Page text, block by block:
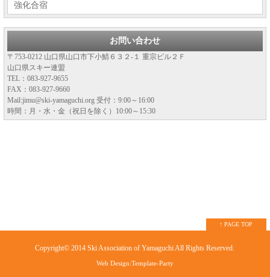
強化合宿
お問い合わせ
〒753-0212 山口県山口市下小鯖６３２-１ 重宗ビル２Ｆ
山口県スキー連盟
TEL：083-927-9655
FAX：083-927-9660
Mail:jimu@ski-yamaguchi.org 受付：9:00～16:00
時間：月・水・金（祝日を除く）10:00～15:30
↑ PAGE TOP
Copyright© 2014Ski Association of YamaguchiAll Rights Reserved.
Web Design:Template-Party